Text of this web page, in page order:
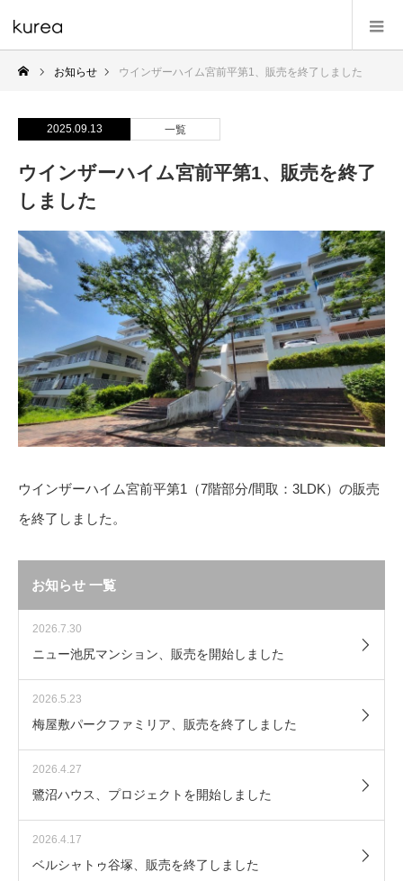
お知らせ ウインザーハイム宮前平第1、販売を終了しました
2025.09.13 一覧
ウインザーハイム宮前平第1、販売を終了
しました
ウインザーハイム宮前平第1（7階部分/間取：3LDK）の販売
を終了しました。
お知らせ 一覧
2026.7.30
ニュー池尻マンション、販売を開始しました
2026.5.23
梅屋敷パークファミリア、販売を終了しました
2026.4.27
鷺沼ハウス、プロジェクトを開始しました
2026.4.17
ベルシャトゥ谷塚、販売を終了しました